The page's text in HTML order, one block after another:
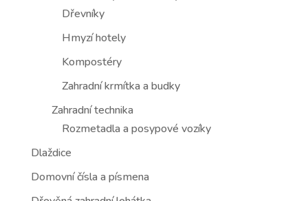
Dřevníky
Hmyzí hotely
Kompostéry
Zahradní krmítka a budky
Zahradní technika
Rozmetadla a posypové vozíky
Dlaždice
Domovní čísla a písmena